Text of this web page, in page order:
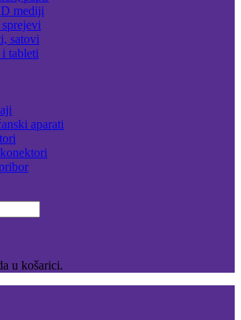
mediji
satovi
tableti
aparati
u košarici.